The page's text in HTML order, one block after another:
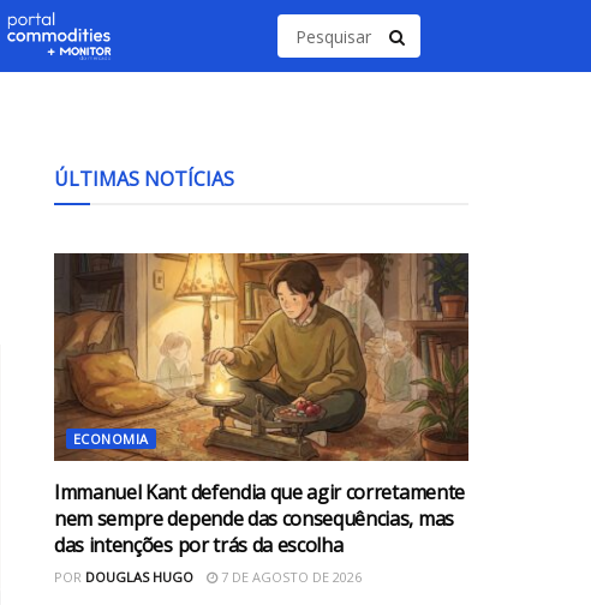
ÚLTIMAS NOTÍCIAS
ECONOMIA
Immanuel Kant defendia que agir corretamente
nem sempre depende das consequências, mas
das intenções por trás da escolha
POR DOUGLAS HUGO 7 DE AGOSTO DE 2026